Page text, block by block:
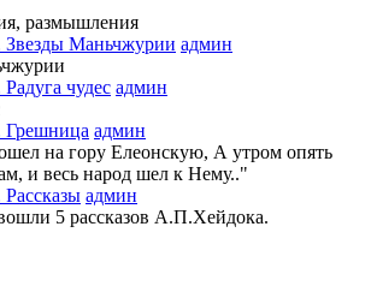
размышления
Звезды Маньчжурии админ
Радуга чудес админ
Грешница админ
на гору Елеонскую, А утром опять
и весь народ шел к Нему.."
Рассказы админ
5 рассказов А.П.Хейдока.